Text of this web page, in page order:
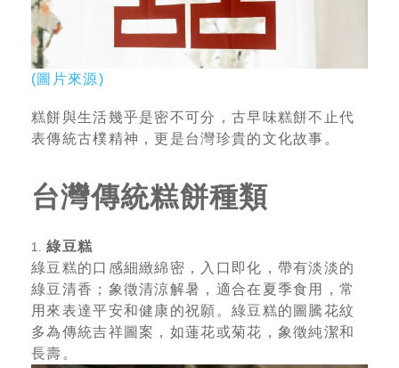
(圖片來源)
糕餅與生活幾乎是密不可分，古早味糕餅不止代
表傳統古樸精神，更是台灣珍貴的文化故事。
台灣傳統糕餅種類
1. 綠豆糕
綠豆糕的口感細緻綿密，入口即化，帶有淡淡的
綠豆清香；象徵清涼解暑，適合在夏季食用，常
用來表達平安和健康的祝願。綠豆糕的圖騰花紋
多為傳統吉祥圖案，如蓮花或菊花，象徵純潔和
長壽。